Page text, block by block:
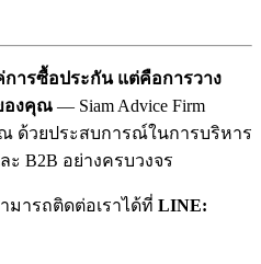
การซื้อประกัน แต่คือการวาง
องคุณ — Siam Advice Firm
ด้วยประสบการณ์ในการบริหาร
B2B อย่างครบวงจร
มารถติดต่อเราได้ที่ LINE: